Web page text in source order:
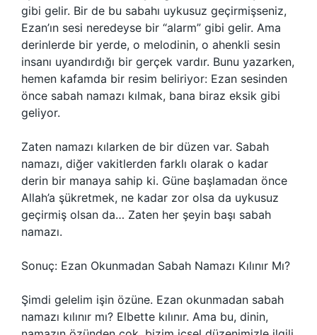
gibi gelir. Bir de bu sabahı uykusuz geçirmişseniz,
Ezan’ın sesi neredeyse bir “alarm” gibi gelir. Ama
derinlerde bir yerde, o melodinin, o ahenkli sesin
insanı uyandırdığı bir gerçek vardır. Bunu yazarken,
hemen kafamda bir resim beliriyor: Ezan sesinden
önce sabah namazı kılmak, bana biraz eksik gibi
geliyor.
Zaten namazı kılarken de bir düzen var. Sabah
namazı, diğer vakitlerden farklı olarak o kadar
derin bir manaya sahip ki. Güne başlamadan önce
Allah’a şükretmek, ne kadar zor olsa da uykusuz
geçirmiş olsan da… Zaten her şeyin başı sabah
namazı.
Sonuç: Ezan Okunmadan Sabah Namazı Kılınır Mı?
Şimdi gelelim işin özüne. Ezan okunmadan sabah
namazı kılınır mı? Elbette kılınır. Ama bu, dinin,